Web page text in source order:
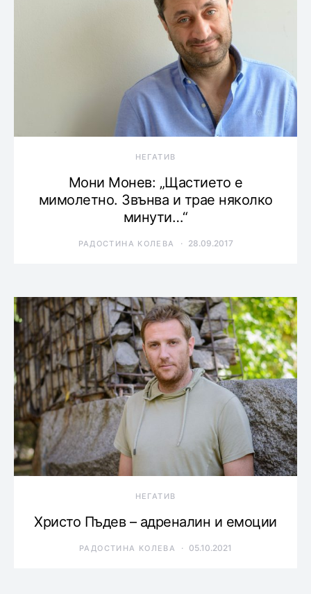
НЕГАТИВ
Мони Монев: „Щастието е
мимолетно. Звънва и трае няколко
минути…“
РАДОСТИНА КОЛЕВА 28.09.2017
НЕГАТИВ
Христо Пъдев – адреналин и емоции
РАДОСТИНА КОЛЕВА 05.10.2021